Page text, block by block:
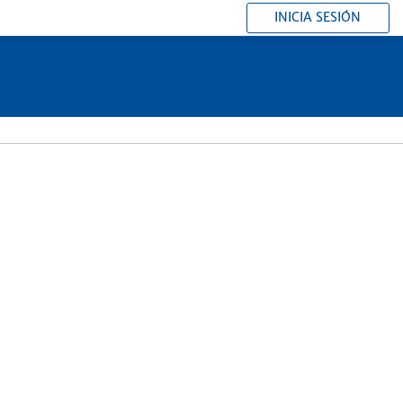
INICIA SESIÓN